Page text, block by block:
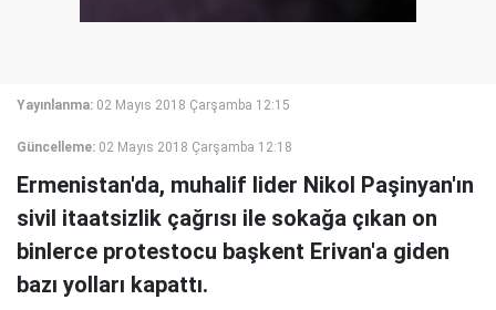
Yayınlanma: 02 Mayıs 2018 Çarşamba 12:15
Güncelleme: 02 Mayıs 2018 Çarşamba 12:18
Ermenistan'da, muhalif lider Nikol Paşinyan'ın
sivil itaatsizlik çağrısı ile sokağa çıkan on
binlerce protestocu başkent Erivan'a giden
bazı yolları kapattı.